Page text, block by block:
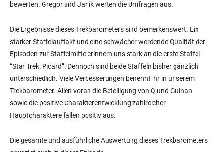
bewerten. Gregor und Janik werten die Umfragen aus.
Die Ergebnisse dieses Trekbarometers sind bemerkenswert. Ein
starker Staffelauftakt und eine schwächer werdende Qualität der
Episoden zur Staffelmitte erinnern uns stark an die erste Staffel
“Star Trek: Picard”. Dennoch sind beide Staffeln bisher gänzlich
unterschiedlich. Viele Verbesserungen benennt ihr in unserem
Trekbarometer. Allen voran die Beteiligung von Q und Guinan
sowie die positive Charakterentwicklung zahlreicher
Hauptcharaktere fallen positiv aus.
Die gesamte und ausführliche Auswertung dieses Trekbarometers